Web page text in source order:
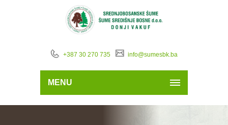
+387 30 270 735 info@sumesbk.ba
MENU